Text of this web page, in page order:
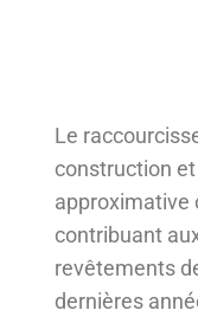
Le
construction
approximative
contribuant
revêtements
dernières